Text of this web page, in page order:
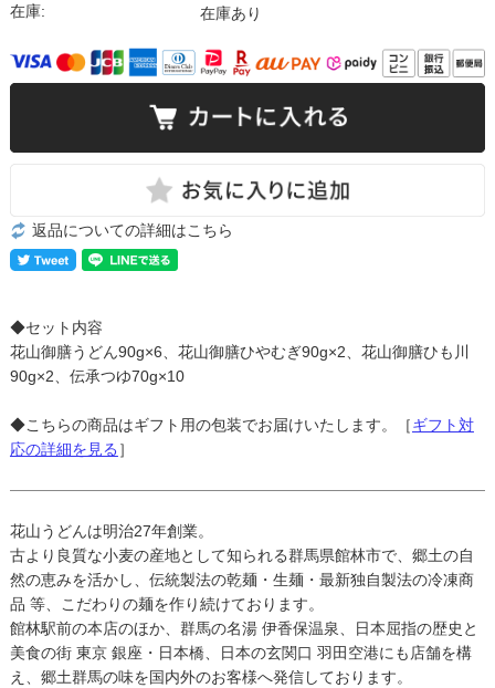
在庫: 在庫あり
返品についての詳細はこちら
◆セット内容
花山御膳うどん90g×6、花山御膳ひやむぎ90g×2、花山御膳ひも川
90g×2、伝承つゆ70g×10
◆こちらの商品はギフト用の包装でお届けいたします。［ギフト対
応の詳細を見る ］
花山うどんは明治27年創業。
古より良質な小麦の産地として知られる群馬県館林市で、郷土の自
然の恵みを活かし、伝統製法の乾麺・生麺・最新独自製法の冷凍商
品 等、こだわりの麺を作り続けております。
館林駅前の本店のほか、群馬の名湯 伊香保温泉、日本屈指の歴史と
美食の街 東京 銀座・日本橋、日本の玄関口 羽田空港にも店舗を構
え、郷土群馬の味を国内外のお客様へ発信しております。